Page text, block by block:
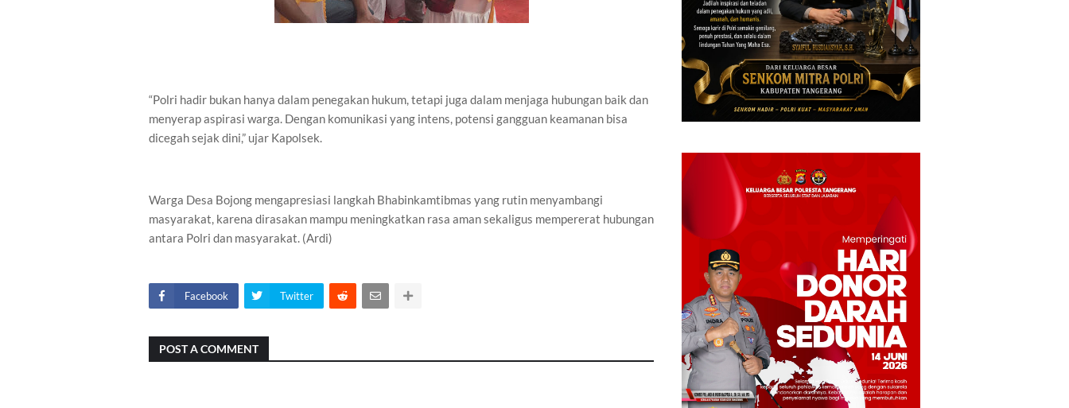
“Polri hadir bukan hanya dalam penegakan hukum, tetapi juga dalam menjaga hubungan baik dan
menyerap aspirasi warga. Dengan komunikasi yang intens, potensi gangguan keamanan bisa
dicegah sejak dini,” ujar Kapolsek.
Warga Desa Bojong mengapresiasi langkah Bhabinkamtibmas yang rutin menyambangi
masyarakat, karena dirasakan mampu meningkatkan rasa aman sekaligus mempererat hubungan
antara Polri dan masyarakat. (Ardi)
Facebook Twitter
POST A COMMENT